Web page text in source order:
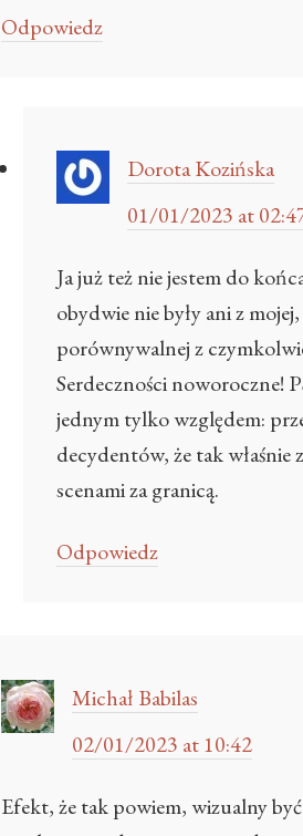
Odpowiedz
Dorota Kozińska
01/01/2023 at
Ja już też nie jestem do
obydwie nie były ani z
porównywalnej z
Serdeczności noworoczne!
jednym tylko względem:
decydentów, że tak właśnie
scenami za granicą.
Odpowiedz
Michał Babilas
02/01/2023 at 10:42
Efekt, że tak powiem, wizualny być